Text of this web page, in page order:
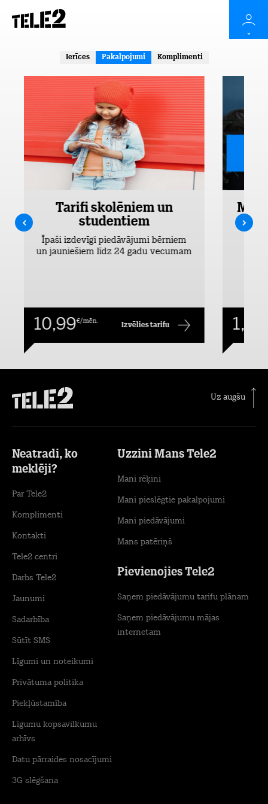
Ierīces Pakalpojumi Komplimenti
Tarifi skolēniem un
studentiem
Īpaši izdevīgi piedāvājumi bērniem
un jauniešiem līdz 24 gadu vecumam
10,99€/mēn. Izvēlies tarifu 1,00
Uz augšu
Neatradi, ko
meklēji?
Par Tele2
Komplimenti
Kontakti
Tele2 centri
Darbs Tele2
Jaunumi
Sadarbība
Sūtīt SMS
Līgumi un noteikumi
Privātuma politika
Piekļūstamība
Līgumu kopsavilkumu
arhīvs
Datu pārraides nosacījumi
3G slēgšana
Uzzini Mans Tele2
Mani rēķini
Mani pieslēgtie pakalpojumi
Mani piedāvājumi
Mans patēriņš
Pievienojies Tele2
Saņem piedāvājumu tarifu plānam
Saņem piedāvājumu mājas
internetam